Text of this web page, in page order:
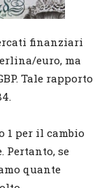
finanziari
euro, ma
Tale rapporto
1 per il cambio
Pertanto, se
quante